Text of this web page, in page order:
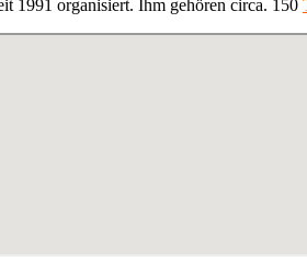
1991 organisiert. Ihm gehören circa. 150